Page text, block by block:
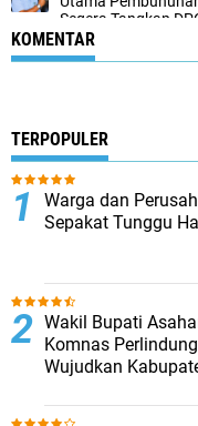
Segera Tangkap
KOMENTAR
TERPOPULER
Warga dan
Sepakat Tunggu
Wakil Bupati
Komnas
Wujudkan